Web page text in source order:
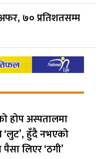
७० प्रतिशतसम्म
होप अस्पतालमा
‘लुट’, हुँदै नभएको
लिएर ‘ठगी’